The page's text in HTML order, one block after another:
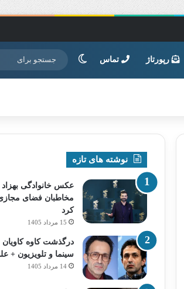
رپورتاژ تماس تغییر پوسته
نوشته های تازه
عکس خانوادگی
مخاطبان فضای
کرد
15 مرداد 1405
درگذشت کاوه کاویان
سینما و تلویزیون +
14 مرداد 1405